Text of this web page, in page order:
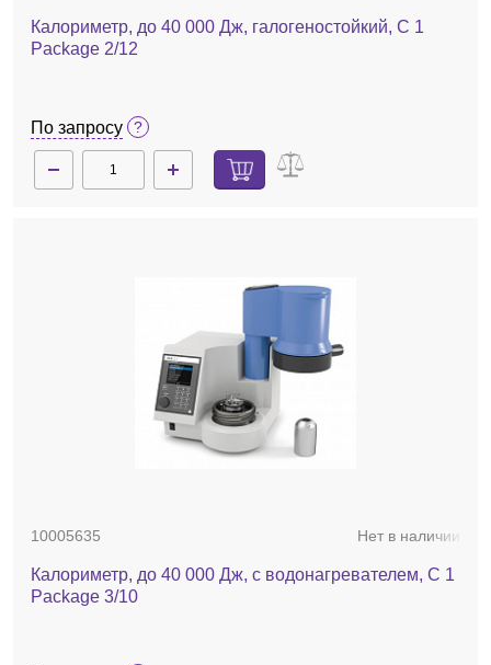
Калориметр, до 40 000 Дж, галогеностойкий, C 1
Package 2/12
По запросу
10005635 Нет в наличии
Калориметр, до 40 000 Дж, с водонагревателем, C 1
Package 3/10